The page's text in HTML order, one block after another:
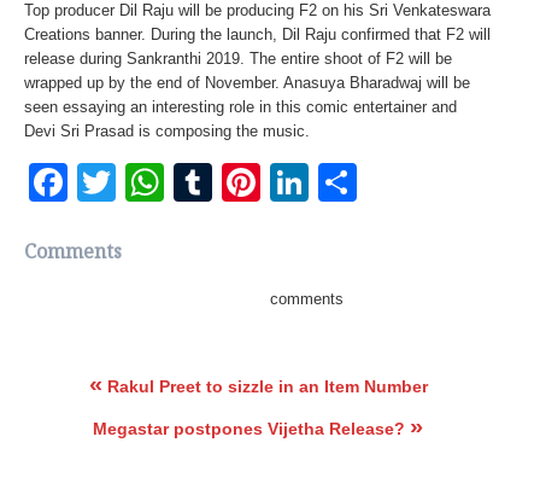
Top producer Dil Raju will be producing F2 on his Sri Venkateswara
Creations banner. During the launch, Dil Raju confirmed that F2 will
release during Sankranthi 2019. The entire shoot of F2 will be
wrapped up by the end of November. Anasuya Bharadwaj will be
seen essaying an interesting role in this comic entertainer and
Devi Sri Prasad is composing the music.
Facebook
TwitterWhatsApp
TumblrPinterest
LinkedIn
Comments
comments
« Rakul Preet to sizzle in an Item Number
Megastar postpones Vijetha Release? »